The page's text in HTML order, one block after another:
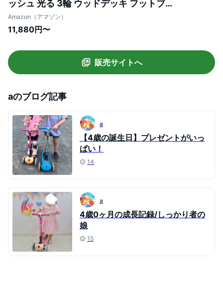
ッシュ 光る 3輪 ウッドデッキ フットブレ
ーキ 外遊び 子供 乗り物 キック スクーター
プリモ/フォールダブル/ウッド/ライト ネ
Amazon（アマゾン）
11,880円〜
販売サイトへ
aのブログ記事
a
【4歳の誕生日】プレゼントがいっ
ぱい！
14
a
4歳0ヶ月の成長記録/しっかり者の
娘
15